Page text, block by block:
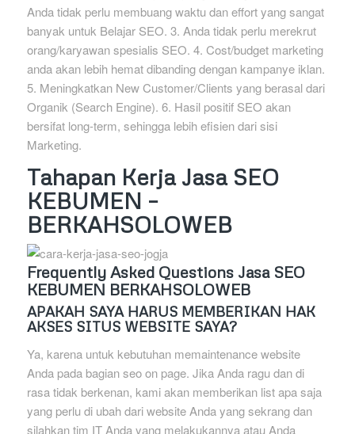
Anda tidak perlu membuang waktu dan effort yang sangat
banyak untuk Belajar SEO. 3. Anda tidak perlu merekrut
orang/karyawan spesialis SEO. 4. Cost/budget marketing
anda akan lebih hemat dibanding dengan kampanye iklan.
5. Meningkatkan New Customer/Clients yang berasal dari
Organik (Search Engine). 6. Hasil positif SEO akan
bersifat long-term, sehingga lebih efisien dari sisi
Marketing.
Tahapan Kerja Jasa SEO
KEBUMEN –
BERKAHSOLOWEB
Frequently Asked Questions Jasa SEO
KEBUMEN BERKAHSOLOWEB
APAKAH SAYA HARUS MEMBERIKAN HAK
AKSES SITUS WEBSITE SAYA?
Ya, karena untuk kebutuhan memaintenance website
Anda pada bagian seo on page. Jika Anda ragu dan di
rasa tidak berkenan, kami akan memberikan list apa saja
yang perlu di ubah dari website Anda yang sekrang dan
silahkan tim IT Anda yang melakukannya atau Anda